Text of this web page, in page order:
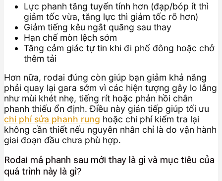
Lực phanh tăng tuyến tính hơn (đạp/bóp ít thì
giảm tốc vừa, tăng lực thì giảm tốc rõ hơn)
Giảm tiếng kêu ngắt quãng sau thay
Hạn chế mòn lệch sớm
Tăng cảm giác tự tin khi đi phố đông hoặc chở
thêm tải
Hơn nữa, rodai đúng còn giúp bạn giảm khả năng
phải quay lại gara sớm vì các hiện tượng gây lo lắng
như mùi khét nhẹ, tiếng rít hoặc phản hồi chân
phanh thiếu ổn định. Điều này gián tiếp giúp tối ưu
chi phí sửa phanh rung hoặc chi phí kiểm tra lại
không cần thiết nếu nguyên nhân chỉ là do vận hành
giai đoạn đầu chưa phù hợp.
Rodai má phanh sau mới thay là gì và mục tiêu của
quá trình này là gì?